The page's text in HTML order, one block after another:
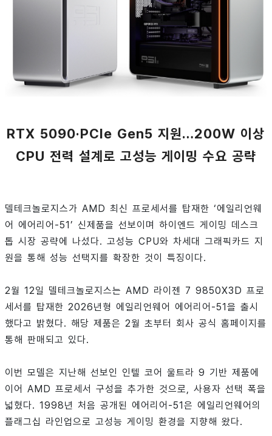
RTX 5090·PCIe Gen5 지원…200W 이상
CPU 전력 설계로 고성능 게이밍 수요 공략
델테크놀로지스가 AMD 최신 프로세서를 탑재한 ‘에일리언웨
어 에어리어-51’ 신제품을 선보이며 하이엔드 게이밍 데스크
톱 시장 공략에 나섰다. 고성능 CPU와 차세대 그래픽카드 지
원을 통해 성능 선택지를 확장한 것이 특징이다.
2월 12일 델테크놀로지스는 AMD 라이젠 7 9850X3D 프로
세서를 탑재한 2026년형 에일리언웨어 에어리어-51을 출시
했다고 밝혔다. 해당 제품은 2월 초부터 회사 공식 홈페이지를
통해 판매되고 있다.
이번 모델은 지난해 선보인 인텔 코어 울트라 9 기반 제품에
이어 AMD 프로세서 구성을 추가한 것으로, 사용자 선택 폭을
넓혔다. 1998년 처음 공개된 에어리어-51은 에일리언웨어의
플래그십 라인업으로 고성능 게이밍 환경을 지향해 왔다.